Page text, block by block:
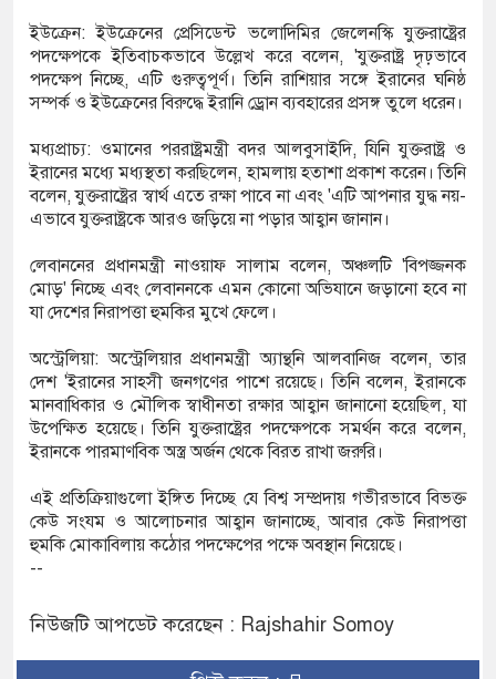
ইউক্রেন: ইউক্রেনের প্রেসিডেন্ট ভলোদিমির জেলেনস্কি যুক্তরাষ্ট্রের
পদক্ষেপকে ইতিবাচকভাবে উল্লেখ করে বলেন, 'যুক্তরাষ্ট্র দৃঢ়ভাবে
পদক্ষেপ নিচ্ছে, এটি গুরুত্বপূর্ণ। তিনি রাশিয়ার সঙ্গে ইরানের ঘনিষ্ঠ
সম্পর্ক ও ইউক্রেনের বিরুদ্ধে ইরানি ড্রোন ব্যবহারের প্রসঙ্গ তুলে ধরেন।
মধ্যপ্রাচ্য: ওমানের পররাষ্ট্রমন্ত্রী বদর আলবুসাইদি, যিনি যুক্তরাষ্ট্র ও
ইরানের মধ্যে মধ্যস্থতা করছিলেন, হামলায় হতাশা প্রকাশ করেন। তিনি
বলেন, যুক্তরাষ্ট্রের স্বার্থ এতে রক্ষা পাবে না এবং 'এটি আপনার যুদ্ধ নয়-
এভাবে যুক্তরাষ্ট্রকে আরও জড়িয়ে না পড়ার আহ্বান জানান।
লেবাননের প্রধানমন্ত্রী নাওয়াফ সালাম বলেন, অঞ্চলটি 'বিপজ্জনক
মোড়' নিচ্ছে এবং লেবাননকে এমন কোনো অভিযানে জড়ানো হবে না
যা দেশের নিরাপত্তা হুমকির মুখে ফেলে।
অস্ট্রেলিয়া: অস্ট্রেলিয়ার প্রধানমন্ত্রী অ্যান্থনি আলবানিজ বলেন, তার
দেশ 'ইরানের সাহসী জনগণের পাশে রয়েছে। তিনি বলেন, ইরানকে
মানবাধিকার ও মৌলিক স্বাধীনতা রক্ষার আহ্বান জানানো হয়েছিল, যা
উপেক্ষিত হয়েছে। তিনি যুক্তরাষ্ট্রের পদক্ষেপকে সমর্থন করে বলেন,
ইরানকে পারমাণবিক অস্ত্র অর্জন থেকে বিরত রাখা জরুরি।
এই প্রতিক্রিয়াগুলো ইঙ্গিত দিচ্ছে যে বিশ্ব সম্প্রদায় গভীরভাবে বিভক্ত
কেউ সংযম ও আলোচনার আহ্বান জানাচ্ছে, আবার কেউ নিরাপত্তা
হুমকি মোকাবিলায় কঠোর পদক্ষেপের পক্ষে অবস্থান নিয়েছে।
--
নিউজটি আপডেট করেছেন : Rajshahir Somoy